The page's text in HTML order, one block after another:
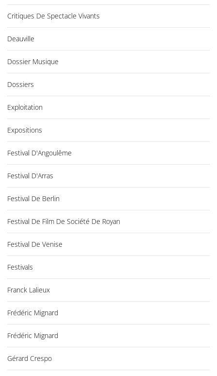
Critiques De Spectacle Vivants
Deauville
Dossier Musique
Dossiers
Exploitation
Expositions
Festival D'Angoulême
Festival D'Arras
Festival De Berlin
Festival De Film De Société De Royan
Festival De Venise
Festivals
Franck Lalieux
Frédéric Mignard
Frédéric Mignard
Gérard Crespo